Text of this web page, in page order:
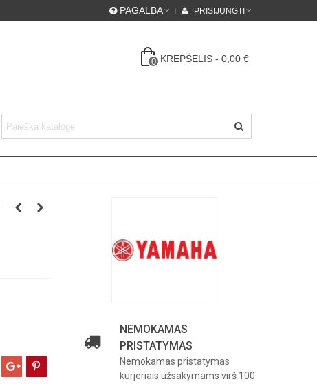
PAGALBA PRISIJUNGTI
0 KREPŠELIS - 0,00 €
NEMOKAMAS
PRISTATYMAS
Nemokamas pristatymas
kurjeriais užsakymams virš 100